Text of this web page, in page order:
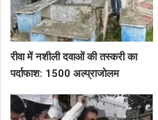
रीवा में नशीली दवाओं की तस्करी का
पर्दाफाश: 1500 अल्प्राजोलम
सप्लाई चेन